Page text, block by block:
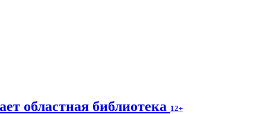
областная библиотека 12+